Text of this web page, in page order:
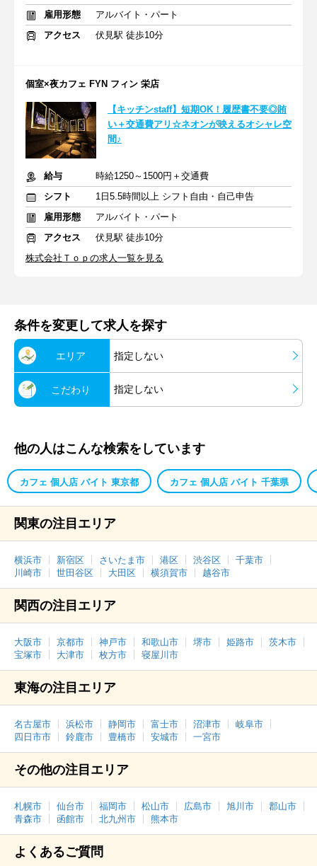
雇用形態
アルバイト・パート
アクセス
伏見駅 徒歩10分
個室×夜カフェ FYN フィン 栄店
【キッチンstaff】短期OK！履歴書不要◎賄
い＋交通費アリ☆ネオンが映えるオシャレ空
間♪
給与
時給1250～1500円＋交通費
シフト
1日5.5時間以上 シフト自由・自己申告
雇用形態
アルバイト・パート
アクセス
伏見駅 徒歩10分
株式会社Ｔｏｐの求人一覧を見る
条件を変更して求人を探す
エリア 指定しない
こだわり 指定しない
他の人はこんな検索をしています
カフェ 個人店 バイト 東京都 カフェ 個人店 バイト 千葉県
関東の注目エリア
横浜市 新宿区 さいたま市 港区 渋谷区
千葉市
川崎市
世田谷区 大田区 横須賀市 越谷市
関西の注目エリア
大阪市 京都市 神戸市 和歌山市 堺市 姫路市
茨木市
宝塚市
大津市 枚方市 寝屋川市
東海の注目エリア
名古屋市 浜松市 静岡市 富士市 沼津市
岐阜市
四日市市
鈴鹿市 豊橋市 安城市 一宮市
その他の注目エリア
札幌市 仙台市 福岡市 松山市 広島市 旭川市
郡山市
青森市
函館市 北九州市 熊本市
よくあるご質問